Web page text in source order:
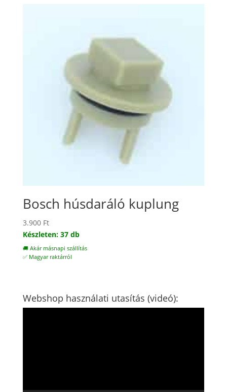
Bosch húsdaráló kuplung
3.900 Ft
Készleten: 37 db
🚚 Akár másnapi szállítás
✅ Magyar raktárról
Webshop használati utasítás (videó):